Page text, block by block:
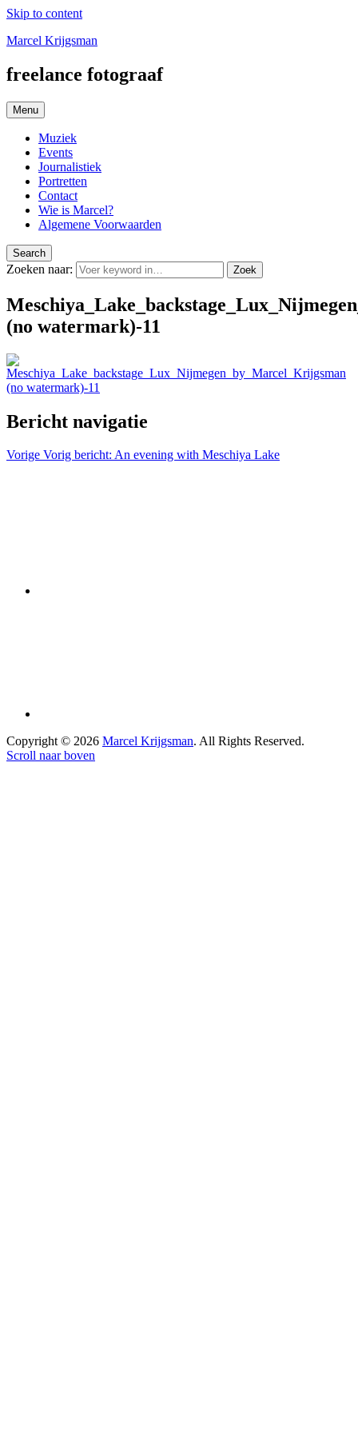
Skip to content
Marcel Krijgsman
freelance fotograaf
Menu
Muziek
Events
Journalistiek
Portretten
Contact
Wie is Marcel?
Algemene Voorwaarden
Search
Zoeken naar: Zoek
(no watermark)-11
Bericht navigatie
Vorige Vorig bericht: An evening with Meschiya Lake
Copyright © 2026 Marcel Krijgsman. All Rights Reserved.
Scroll naar boven